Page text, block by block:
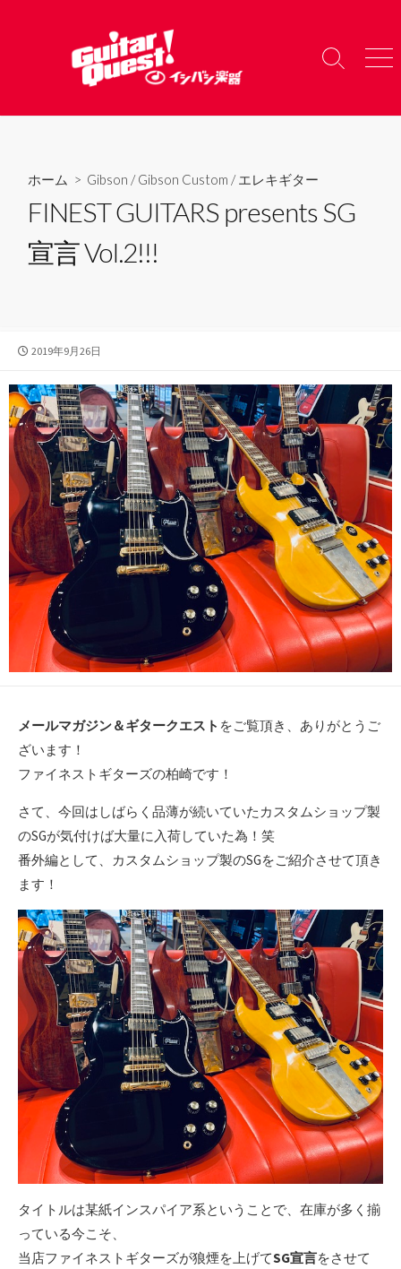
へ
検
り
メ
ー
ホーム > Gibson /Gibson Custom /エレキギター
FINEST GUITARS presents SG
宣言 Vol.2!!!
公
日
2019年9月26日
メールマガジン＆ギタークエスト をご覧頂き、ありがとうご
ざいます！
ファイネストギターズの柏崎です！
さて、今回はしばらく品薄が続いていたカスタムショップ製
のSGが気付けば大量に入荷していた為！笑
番外編として、カスタムショップ製のSGをご紹介させて頂き
ます！
タイトルは某紙インスパイア系ということで、在庫が多く揃
っている今こそ、
当店ファイネストギターズが狼煙を上げてSG宣言をさせて